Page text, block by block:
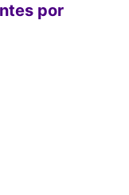
por